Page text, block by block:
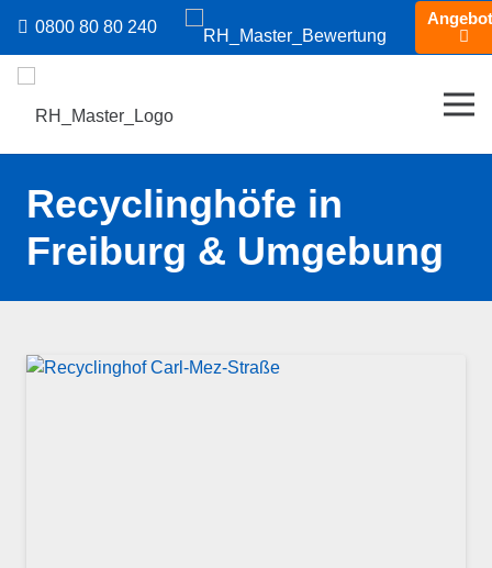
0800 80 80 240 Angebot
Recyclinghöfe in
Freiburg & Umgebung